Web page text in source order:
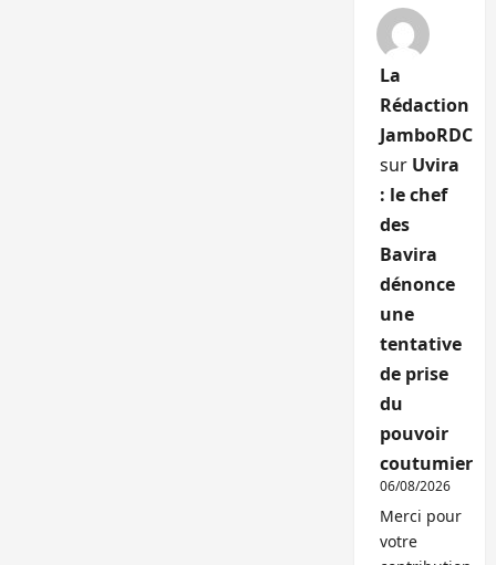
La
Rédaction
JamboRDC
sur Uvira
: le chef
des
Bavira
dénonce
une
tentative
de prise
du
pouvoir
coutumier
06/08/2026
Merci pour
votre